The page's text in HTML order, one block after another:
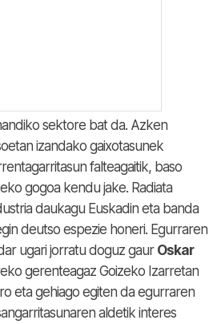
sektore bat da. Azken
izandako gaixotasunek
falteagaitik, baso
gogoa kendu jake. Radiata
daukagu Euskadin eta banda
deutso espezie honeri. Egurraren
ugari jorratu doguz gaurOskar
gerenteagaz Goizeko Izarretan
eta gehiago egiten da egurraren
aldetik interes